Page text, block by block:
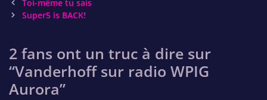
Post
navigation
Toi-même tu sais
Super5 is BACK!
2 fans ont un truc à dire sur
“Vanderhoff sur radio WPIG
Aurora”